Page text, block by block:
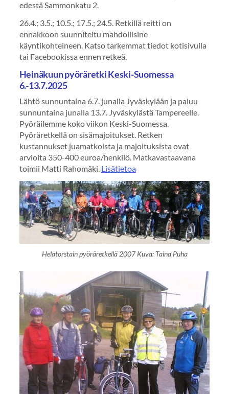
edestä Sammonkatu 2.
26.4.; 3.5.; 10.5.; 17.5.; 24.5. Retkillä reitti on
ennakkoon suunniteltu mahdollisine
käyntikohteineen. Katso tarkemmat tiedot kotisivulla
tai Facebookissa ennen retkeä.
Heinäkuun pyöräretki Keski-Suomessa
6.-13.7.2025
Lähtö sunnuntaina 6.7. junalla Jyväskylään ja paluu
sunnuntaina junalla 13.7. Jyväskylästä Tampereelle.
Pyöräilemme koko viikon Keski-Suomessa.
Pyöräretkellä on sisämajoitukset. Retken
kustannukset juamatkoista ja majoituksista ovat
arviolta 350-400 euroa/henkilö. Matkavastaavana
toimii Matti Rahomäki. Lisätietoa
Helatorstain pyöräretkellä 2007 Kuva: Taina Puha